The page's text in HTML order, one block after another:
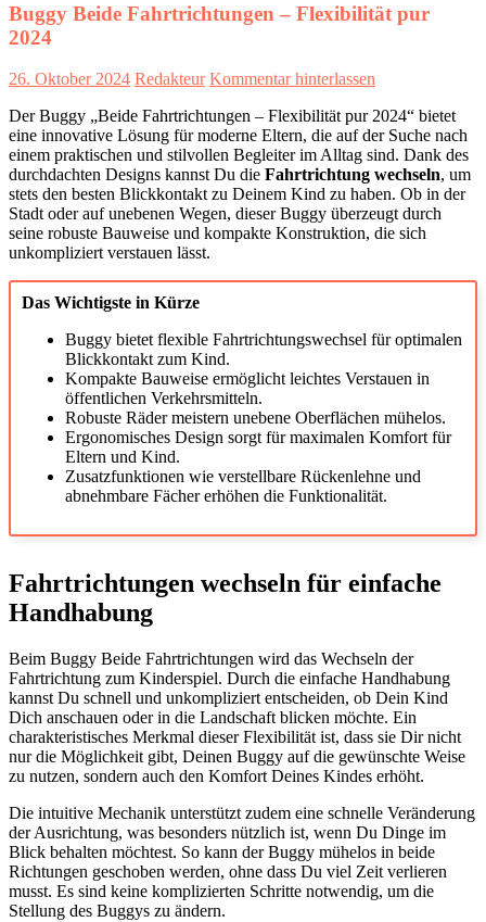
Buggy Beide Fahrtrichtungen – Flexibilität pur
2024
26. Oktober 2024 Redakteur Kommentar hinterlassen
Der Buggy „Beide Fahrtrichtungen – Flexibilität pur 2024“ bietet
eine innovative Lösung für moderne Eltern, die auf der Suche nach
einem praktischen und stilvollen Begleiter im Alltag sind. Dank des
durchdachten Designs kannst Du die Fahrtrichtung wechseln, um
stets den besten Blickkontakt zu Deinem Kind zu haben. Ob in der
Stadt oder auf unebenen Wegen, dieser Buggy überzeugt durch
seine robuste Bauweise und kompakte Konstruktion, die sich
unkompliziert verstauen lässt.
Das Wichtigste in Kürze
Buggy bietet flexible Fahrtrichtungswechsel für optimalen
Blickkontakt zum Kind.
Kompakte Bauweise ermöglicht leichtes Verstauen in
öffentlichen Verkehrsmitteln.
Robuste Räder meistern unebene Oberflächen mühelos.
Ergonomisches Design sorgt für maximalen Komfort für
Eltern und Kind.
Zusatzfunktionen wie verstellbare Rückenlehne und
abnehmbare Fächer erhöhen die Funktionalität.
Fahrtrichtungen wechseln für einfache
Handhabung
Beim Buggy Beide Fahrtrichtungen wird das Wechseln der
Fahrtrichtung zum Kinderspiel. Durch die einfache Handhabung
kannst Du schnell und unkompliziert entscheiden, ob Dein Kind
Dich anschauen oder in die Landschaft blicken möchte. Ein
charakteristisches Merkmal dieser Flexibilität ist, dass sie Dir nicht
nur die Möglichkeit gibt, Deinen Buggy auf die gewünschte Weise
zu nutzen, sondern auch den Komfort Deines Kindes erhöht.
Die intuitive Mechanik unterstützt zudem eine schnelle Veränderung
der Ausrichtung, was besonders nützlich ist, wenn Du Dinge im
Blick behalten möchtest. So kann der Buggy mühelos in beide
Richtungen geschoben werden, ohne dass Du viel Zeit verlieren
musst. Es sind keine komplizierten Schritte notwendig, um die
Stellung des Buggys zu ändern.